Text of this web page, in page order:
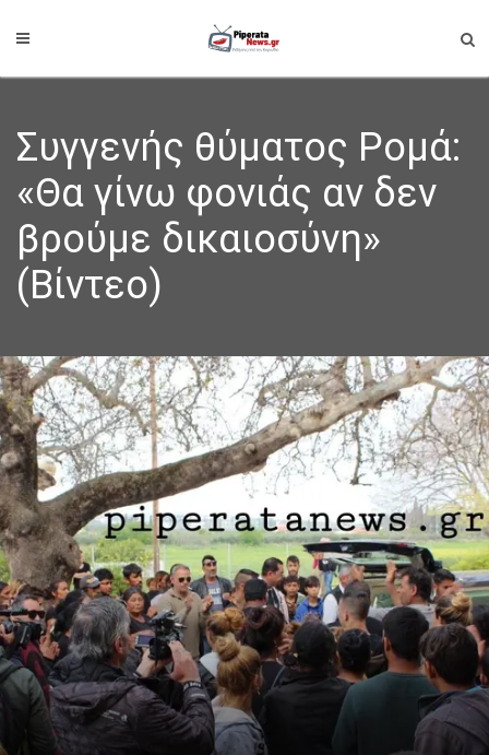
Συγγενής θύματος Ρομά:
«Θα γίνω φονιάς αν δεν
βρούμε δικαιοσύνη»
(Βίντεο)